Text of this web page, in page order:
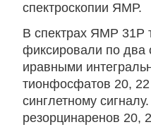
спектроскопии ЯМР.
В спектрах ЯМР 31Р
фиксировали по два
иравными
тионфосфатов 20,
синглетному
резорцинаренов 20,